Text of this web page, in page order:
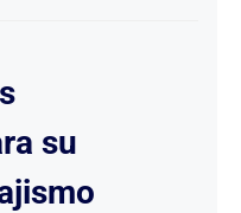
su